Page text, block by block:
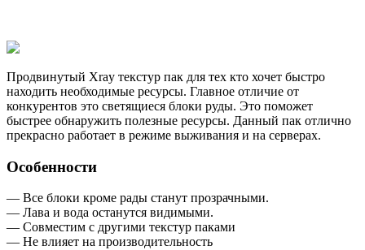
Продвинутый Xray текстур пак для тех кто хочет быстро
находить необходимые ресурсы. Главное отличие от
конкурентов это светящиеся блоки руды. Это поможет
быстрее обнаружить полезные ресурсы. Данный пак отлично
прекрасно работает в режиме выживания и на серверах.
Особенности
— Все блоки кроме рады станут прозрачными.
— Лава и вода останутся видимыми.
— Совместим с другими текстур паками
— Не влияет на производительность